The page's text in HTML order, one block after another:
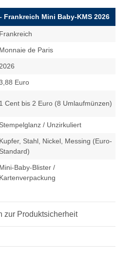
Frankreich Mini Baby-KMS 2026
Frankreich
Monnaie de Paris
2026
Euro
1 Cent bis 2 Euro (8 Umlaufmünzen)
Stempelglanz / Unzirkuliert
Kupfer, Stahl, Nickel, Messing (Euro-
Standard)
Mini-Baby-Blister /
Kartenverpackung
zur Produktsicherheit